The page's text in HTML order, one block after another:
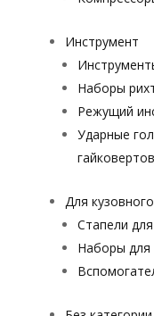
Инструмент
Наборы
Режущий
Ударные
гайковертов
Для
Стапели
Наборы для